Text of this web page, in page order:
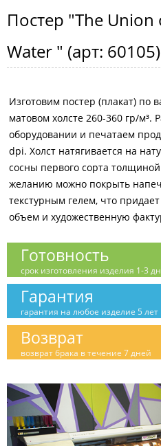
Постер "The Union
Water " (арт: 60105)
Изготовим постер (плакат)
матовом холсте 260-360 гр/м³.
оборудовании и печатаем
dpi. Холст натягивается на
сосны первого сорта
желанию можно покрыть
текстурным гелем, что
объем и художественную
Готовность
срок изготовления изделия 1-3
Гарантия
гарантия на любое изделие 5 лет
Возврат
возврат брака в течение 7 дней